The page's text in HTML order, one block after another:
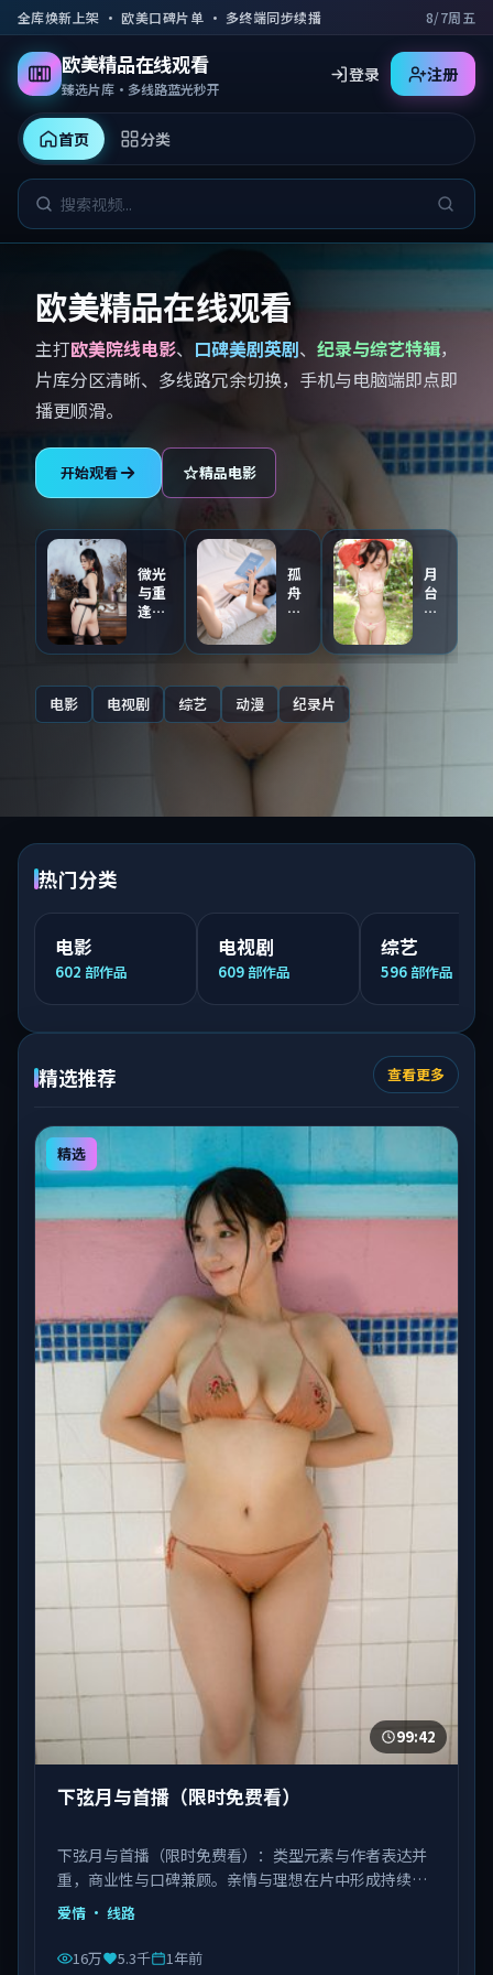
跳到主要内容
全库焕新上架 · 欧美口碑片单 · 多终端同步续播 8/7周五
欧美精品在线观看
臻选片库·多线路蓝光秒开
首页 分类
登录 注册
欧美精品在线观看
主打欧美院线电影、 口碑美剧英剧、 纪录与综艺特辑，
片库分区清晰、多线路冗余切换，手机与电脑端即点即
播更顺滑。
开始观看 精品电影
微光
与重
逢
轨）
孤
舟
与
步
连
载）
月
台
与
区
电影 电视剧 综艺 动漫 纪录片
热门分类
电影
602 部作品
电视剧
609 部作品
综艺
596 部作品
精选推荐 查看更多
精选
99:42
下弦月与首播（限时免费看）
下弦月与首播（限时免费看）：类型元素与作者表达并
重，商业性与口碑兼顾。亲情与理想在片中形成持续拉
扯。由饶晓志执导，白宇、刘亦菲、肖央等主演，中国
台湾出品，类型为爱情。
爱情 · 线路
16万 5.3千 1年前